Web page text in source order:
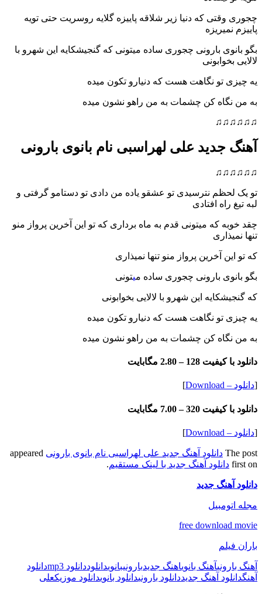
چجوری وقتی که دنیا زیر شلاقه پاییزه گلایه روسریت حتی تویه
پاییزم نمیریزه
بگو بانوی بارونی چجوری ساده میتونی که گنجیشکایه این شهرو با
لالایی بخوابونی
یه چیزی تو نگاهت هست که دنیارو تکون میده
به من نگاه کن چشمات به من راهو نشون میده
♫♫♫♫♫♫
آهنگ جدید علی لهراسبی نام بانوی بارونی
♫♫♫♫♫♫
تو یک لحظم نترسیدی تو عشقو یاده من دادی تو دستامو گرفتی و
لبه تیغ راه افتادی
چقد خوبه که میتونی قدم به ماه برداری که تو این آخرین پرواز منو
تنها نمیذاری
که تو این آخرین پرواز منو تنها نمیذاری
بگو بانوی بارونی چجوری ساده میتونی
که گنجیشکایه این شهرو با لالایی بخوابونی
یه چیزی تو نگاهت هست که دنیارو تکون میده
به من نگاه کن چشمات به من راهو نشون میده
دانلود با کیفیت 128 – 2.80 مگابایت
[دانلود – Download ]
دانلود با کیفیت 320 – 7.00 مگابایت
[دانلود – Download ]
The post دانلود آهنگ جدید علی لهراسبی نام بانوی بارونی appeared
first on دانلود آهنگ جدید با لینک مستقیم.
دانلود آهنگ جدید
مجله اتومبیل
free download movie
باران فیلم
آهنگ بارونیآهنگ بانویاهنگ جدیدبارونیبانویدانلوددانلود mp3
دانلود
آهنگدانلود آهنگ جدیددانلود بارونیدانلود بانویدانلود موزیکعلی